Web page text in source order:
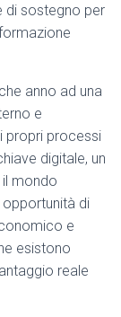
di sostegno per
anno ad una
e
propri processi
digitale, un
mondo
di
e
esistono
reale